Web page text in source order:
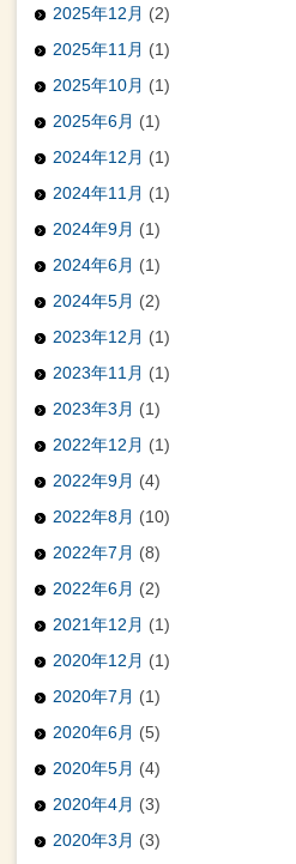
2025年12月 (2)
2025年11月 (1)
2025年10月 (1)
2025年6月 (1)
2024年12月 (1)
2024年11月 (1)
2024年9月 (1)
2024年6月 (1)
2024年5月 (2)
2023年12月 (1)
2023年11月 (1)
2023年3月 (1)
2022年12月 (1)
2022年9月 (4)
2022年8月 (10)
2022年7月 (8)
2022年6月 (2)
2021年12月 (1)
2020年12月 (1)
2020年7月 (1)
2020年6月 (5)
2020年5月 (4)
2020年4月 (3)
2020年3月 (3)